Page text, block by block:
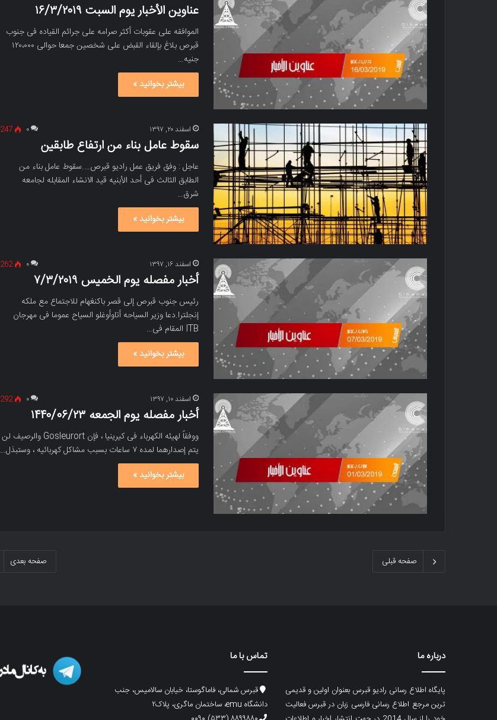
عناوین الأخبار یوم السبت‬‬‬‬‬ ۱۶/۳/۲۰۱۹
الموافقه على عقوبات أکثر صرامه على جرائم القیاده فی جنوب
قبرص بلاغ بإلقاء القبض على شخصین جمعا حوالی ۱۲۰،۰۰۰
جنیه…
بیشتر بخوانید »
اسفند ۲۰, ۱۳۹۷ ۰ 247
سقوط عامل بناء من ارتفاع طابقین
عاجل : وفق فریق عمل رادیو قبرص….سقوط عامل بناء من
الطابق الثالث فی أحد الأبنیه قید الانشاء المقابله لجامعه
شرق…
بیشتر بخوانید »
اسفند ۱۶, ۱۳۹۷ ۰ 262
أخبار مفصله یوم الخمیس‬‬‬‬‬ ۷/۳/۲۰۱۹
رئیس جنوب قبرص إلى قصر باکنغهام للاجتماع مع ملکه
إنجلترا.دعا وزیر السیاحه أتاوأوغلو السیاح عموما فی مهرجان
ITB المقام فی…
بیشتر بخوانید »
اسفند ۱۰, ۱۳۹۷ ۰ 292
أخبار مفصله یوم الجمعه‬‬ ۱۴۴۰/۰۶/۲۳
ووفقاً لهیئه الکهرباء فی کیرینیا ، فإن Gosleurort والرصیف لن
یتم إصدارهما لمده ۷ ساعات بسبب مشاکل کهربائیه ، وستبذل…
بیشتر بخوانید »
صفحه قبلی صفحه بعدی
درباره ما
پایگاه اطلاع رسانی رادیو قبرس بعنوان اولین و قدیمی
ترین مرجع اطلاع رسانی فارسی زبان در قبرس فعالیت
تماس با ما
قبرس شمالی، فاماگوستا، خیابان سالامیس، جنب
دانشگاه emu، ساختمان ماگری، پلاک۲